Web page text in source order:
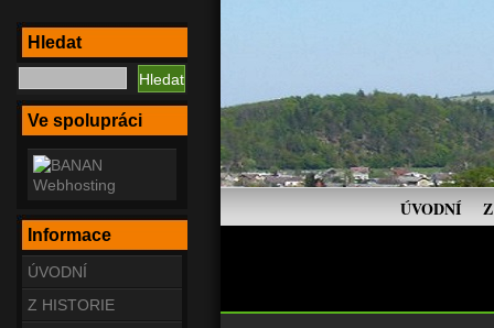
ÚVODNÍ
Hledat
Ve spolupráci
Informace
ÚVODNÍ
Z HISTORIE